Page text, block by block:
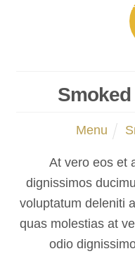
Menu
At vero eos et
dignissimos
voluptatum deleniti
quas molestias at
odio